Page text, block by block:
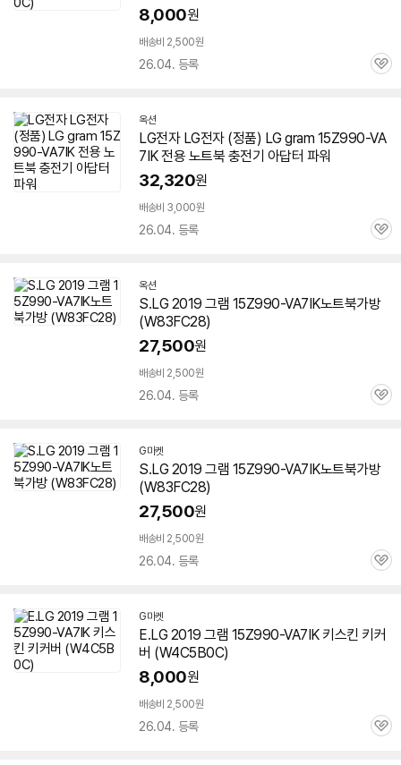
8,000원
배송비 2,500원
26.04. 등록
관
옥션
LG전자 LG전자 (정품) LG gram 15Z990-VA
7IK전용 노트북 충전기 아답터 파워
32,320원
배송비 3,000원
26.04. 등록
관
옥션
S.LG 2019 그램 15Z990-VA7IK노트북가방
(W83FC28)
27,500원
배송비 2,500원
26.04. 등록
관
G마켓
S.LG 2019 그램 15Z990-VA7IK노트북가방
(W83FC28)
27,500원
배송비 2,500원
26.04. 등록
관
G마켓
E.LG 2019 그램 15Z990-VA7IK키스킨 키커
버 (W4C5B0C)
8,000원
배송비 2,500원
26.04. 등록
관